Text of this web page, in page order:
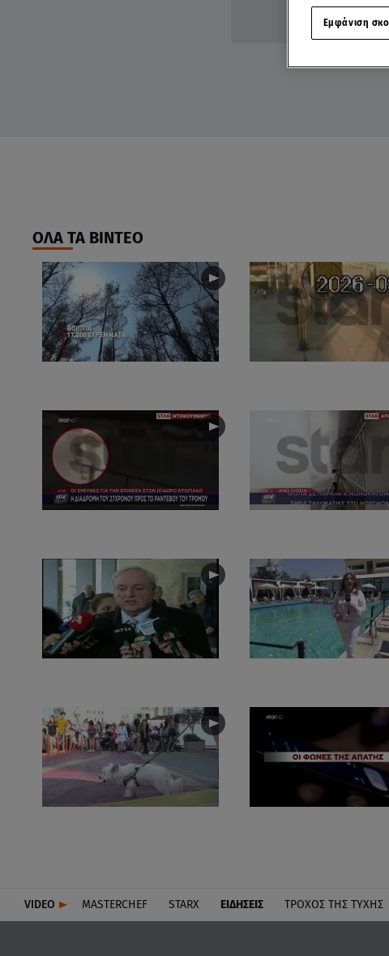
ΟΛΑ ΤΑ ΒΙΝΤΕΟ
VIDEO MASTERCHEF STARX ΕΙΔΉΣΕΙΣ ΤΡΟΧΌΣ ΤΗΣ ΤΎΧΗΣ
Εμφάνιση